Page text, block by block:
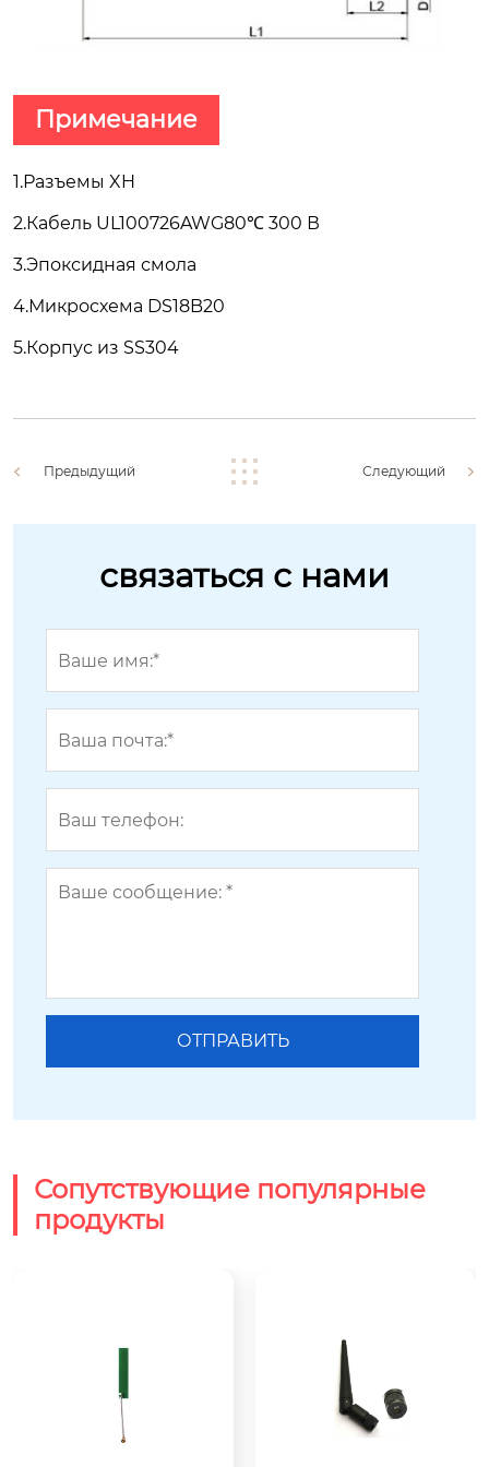
Примечание
1.Разъемы XH
2.Кабель UL100726AWG80℃ 300 В
3.Эпоксидная смола
4.Микросхема DS18B20
5.Корпус из SS304
Предыдущий Следующий
связаться с нами
Сопутствующие популярные
продукты